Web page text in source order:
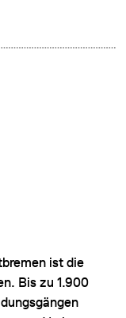
ist die
Bis zu 1.900